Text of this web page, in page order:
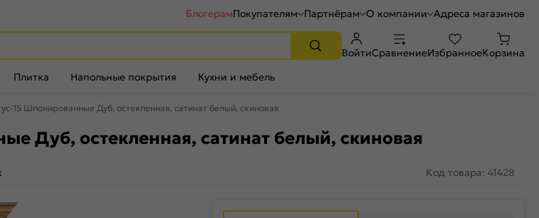
БлогерамПокупателям Партнёрам О компании Адреса магазинов
ВойтиСравнениеИзбранноеКорзина
Плитка Напольные покрытия Кухни и мебель
15 Шпонированные Дуб, остекленная, сатинат белый, скиновая
Дуб, остекленная, сатинат белый, скиновая
Код товара: 41428